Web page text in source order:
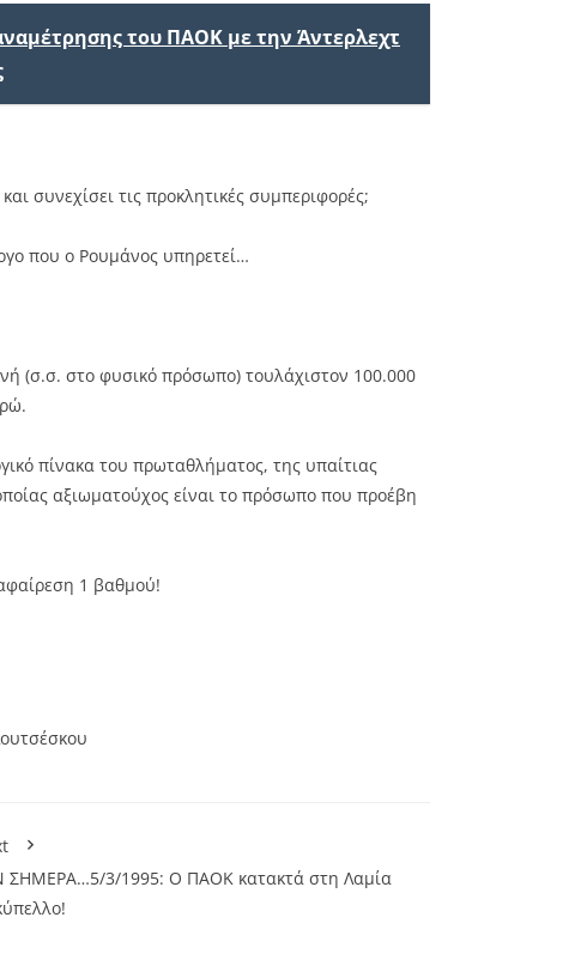
του ΠΑΟΚ με την Άντερλεχτ
συνεχίσει τις προκλητικές συμπεριφορές;
που ο Ρουμάνος υπηρετεί…
(σ.σ. στο φυσικό πρόσωπο) τουλάχιστον 100.000
πίνακα του πρωταθλήματος, της υπαίτιας
αξιωματούχος είναι το πρόσωπο που προέβη
1 βαθμού!
ΣΗΜΕΡΑ…5/3/1995: Ο ΠΑΟΚ κατακτά στη Λαμία